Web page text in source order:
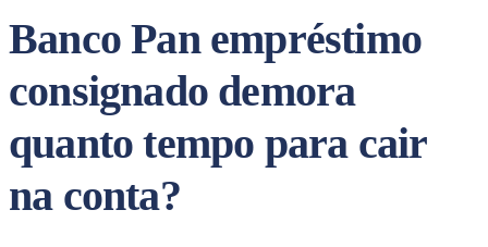
Banco Pan empréstimo
consignado demora
quanto tempo para cair
na conta?